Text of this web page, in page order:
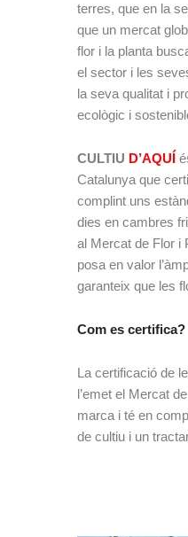
terres, que en la
que un mercat
flor i la planta
el sector i les
la seva qualitat i
ecològic i
CULTIU D’AQUÍ
Catalunya que
complint uns
dies en cambres
al Mercat de Flor i
posa en valor
garanteix que les
Com es certifica?
La certificació de
l’emet el Mercat
marca i té en
de cultiu i un